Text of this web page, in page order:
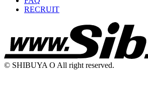
RECRUIT
© SHIBUYA O All right reserved.